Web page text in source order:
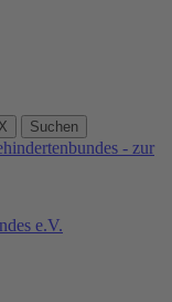
Suchen
e.V.